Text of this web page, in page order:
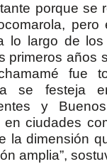
porque se
lo largo de
primeros años
fue
se festeja
y
en ciudades
la dimensión
amplia”,